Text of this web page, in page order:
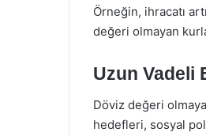
Örneğin, ihracatı
değeri olmayan
Uzun Vadeli
Döviz değeri
hedefleri, sosyal